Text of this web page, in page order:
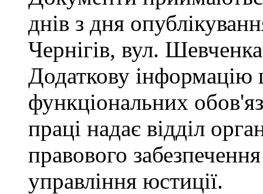
днів з дня
Чернігів, вул.
Додаткову
функціональних
праці надає відділ
правового
управління юстиції.